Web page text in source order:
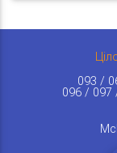
093 /
096 / 097